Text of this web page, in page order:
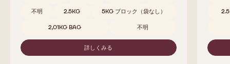
不明 2.5KG 5KG ブロック（袋なし）
2,01KG BAG 不明
詳しくみる
-
取扱